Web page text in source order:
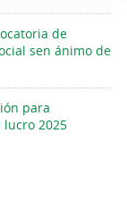
de
sen ánimo de
para
2025